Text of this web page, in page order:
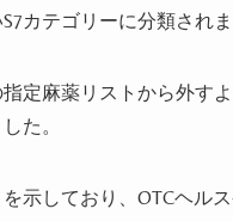
カテゴリーに分類され
定麻薬リストから外す
した。
示しており、OTCヘル